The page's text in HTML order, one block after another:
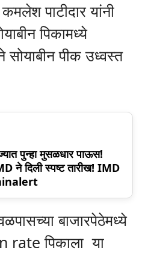
पाटीदार यांनी
पिकामध्ये
सोयाबीन पीक उध्वस्त
पुन्हा मुसळधार पाऊस!
ने दिली स्पष्ट तारीख! IMD
बाजारपेठेमध्ये
rate पिकाला या